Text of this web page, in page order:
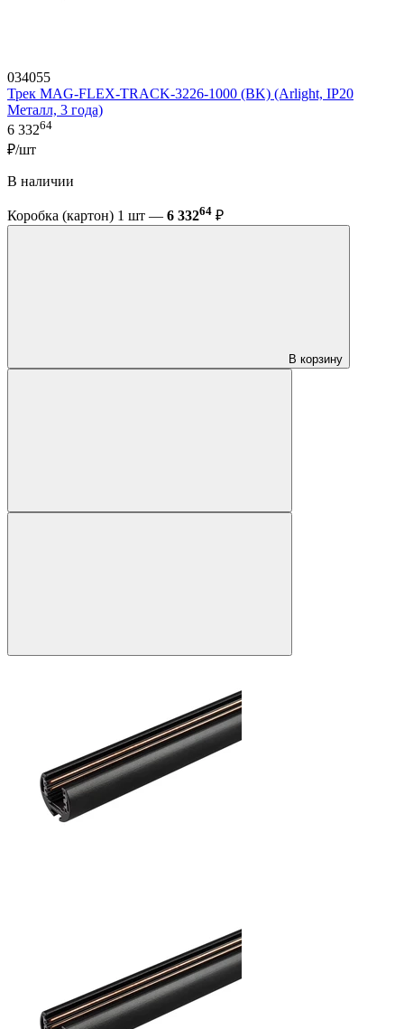
034055
Трек MAG-FLEX-TRACK-3226-1000 (BK) (Arlight, IP20
Металл, 3 года)
6 33264
₽/шт
В наличии
Коробка (картон) 1 шт — 6 33264 ₽
В корзину